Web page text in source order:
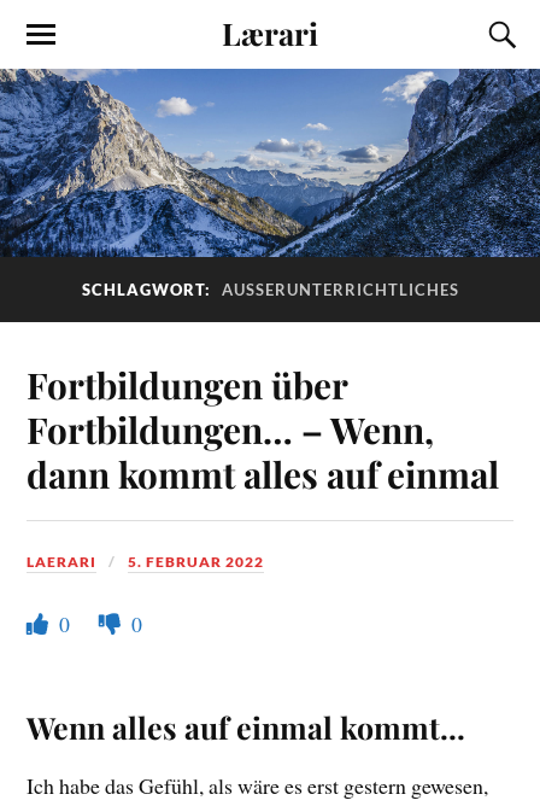
Lærari
SCHLAGWORT: AUSSERUNTERRICHTLICHES
Fortbildungen über
Fortbildungen… – Wenn,
dann kommt alles auf einmal
LAERARI 5. FEBRUAR 2022
0 0
Wenn alles auf einmal kommt…
Ich habe das Gefühl, als wäre es erst gestern gewesen,